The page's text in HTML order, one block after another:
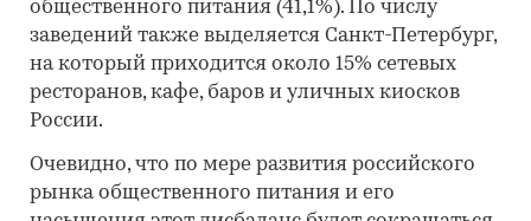
общественного питания (41,1%). По числу
заведений также выделяется Санкт-Петербург,
на который приходится около 15% сетевых
ресторанов, кафе, баров и уличных киосков
России.
Очевидно, что по мере развития российского
рынка общественного питания и его